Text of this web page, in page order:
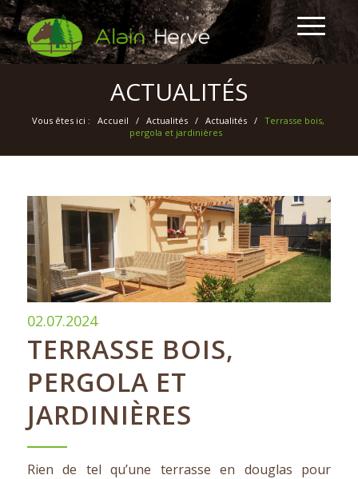
ACTUALITÉS
Vous êtes ici : Accueil / Actualités / Actualités /
Terrasse bois,
pergola et jardinières
02.07.2024
TERRASSE BOIS,
PERGOLA ET
JARDINIÈRES
Rien de tel qu’une terrasse en douglas pour